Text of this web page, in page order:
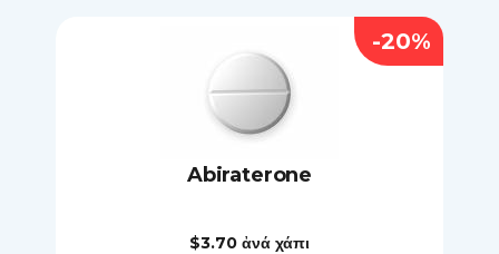
Abiraterone
$3.70 ἀνά χάπι
-20%